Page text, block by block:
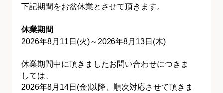
下記期間をお盆休業とさせて頂きます。
休業期間
2026年8月11日(火)～2026年8月13日(木)
休業期間中に頂きましたお問い合わせにつきま
しては、
2026年8月14日(金)以降、順次対応させて頂きま